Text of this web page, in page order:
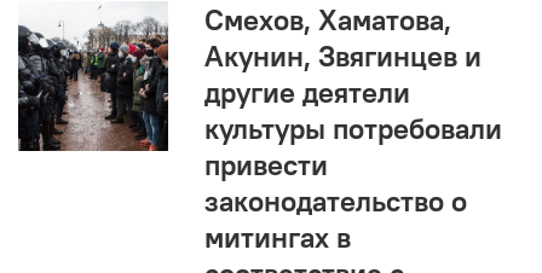
Смехов, Хаматова,
Акунин, Звягинцев и
другие деятели
культуры потребовали
привести
законодательство о
митингах в